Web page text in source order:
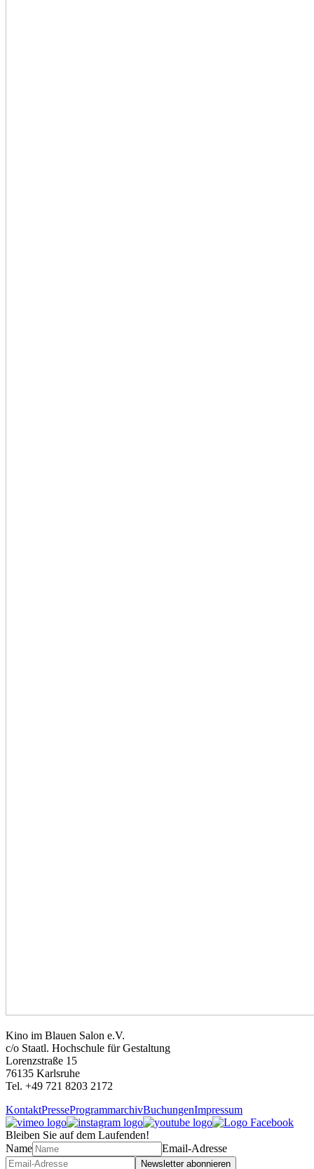
Kino im Blauen Salon e.V.
c/o Staatl. Hochschule für Gestaltung
Lorenzstraße 15
76135 Karlsruhe
Tel. +49 721 8203 2172
KontaktPresseProgrammarchivBuchungenImpressum
Bleiben Sie auf dem Laufenden!
Name
Email-Adresse
Newsletter abonnieren